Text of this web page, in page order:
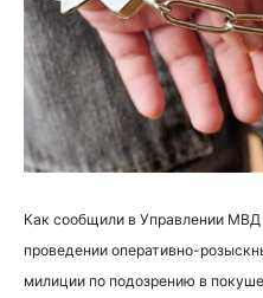
Как сообщили в Управлении МВД
проведении оперативно-
милиции по подозрению в